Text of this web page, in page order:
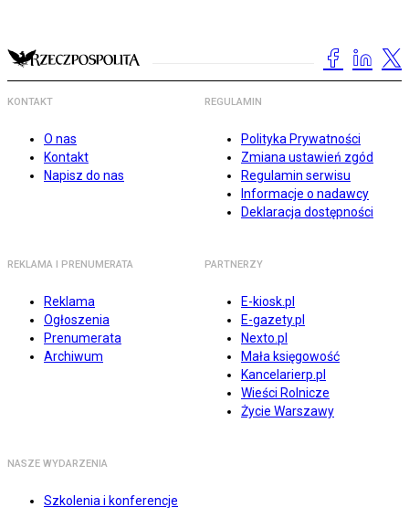
KONTAKT
O nas
Kontakt
Napisz do nas
REGULAMIN
Polityka Prywatności
Zmiana ustawień zgód
Regulamin serwisu
Informacje o nadawcy
Deklaracja dostępności
REKLAMA I PRENUMERATA
Reklama
Ogłoszenia
Prenumerata
Archiwum
PARTNERZY
E-kiosk.pl
E-gazety.pl
Nexto.pl
Mała księgowość
Kancelarierp.pl
Wieści Rolnicze
Życie Warszawy
NASZE WYDARZENIA
Szkolenia i konferencje